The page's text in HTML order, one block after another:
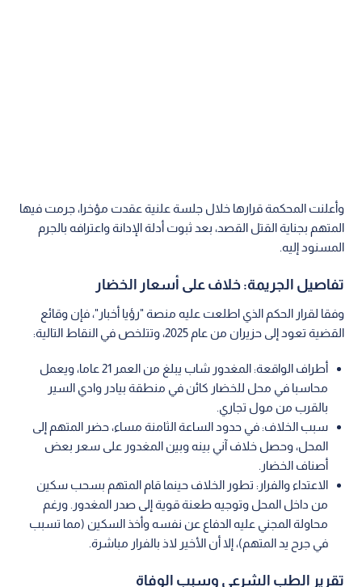
وأعلنت المحكمة قرارها خلال جلسة علنية عقدت مؤخرا، جرمت فيها
المتهم بجناية القتل القصد، بعد ثبوت أدلة الإدانة واعترافه بالجرم
المسنود إليه.
تفاصيل الجريمة: خلاف على أسعار الخضار
وفقا لقرار الحكم الذي اطلعت عليه منصة "رؤيا أخبار"، فإن وقائع
القضية تعود إلى حزيران من عام 2025، وتتلخص في النقاط التالية:
أطراف الواقعة: المغدور شاب يبلغ من العمر 21 عاما، ويعمل
محاسبا في محل للخضار كائن في منطقة بيادر وادي السير
بالقرب من مول تجاري.
سبب الخلاف: في حدود الساعة الثامنة مساء، حضر المتهم إلى
المحل، وحصل خلاف آني بينه وبين المغدور على سعر بعض
أصناف الخضار.
الاعتداء والفرار: تطور الخلاف حينما قام المتهم بسحب سكين
من داخل المحل وتوجيه طعنة قوية إلى صدر المغدور. ورغم
محاولة المجني عليه الدفاع عن نفسه وأخذ السكين (مما تسبب
في جرح يد المتهم)، إلا أن الأخير لاذ بالفرار مباشرة.
تقرير الطب الشرعي وسبب الوفاة